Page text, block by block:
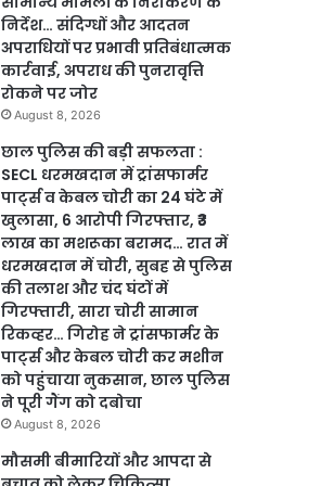
निर्देश… संदिग्धों और आदतन
अपराधियों पर प्रभावी प्रतिबंधात्मक
कार्रवाई, अपराध की पुनरावृत्ति
रोकने पर जोर
August 8, 2026
छाल पुलिस की बड़ी सफलता :
SECL धरमखदान में ट्रांसफार्मर
पार्ट्स व केबल चोरी का 24 घंटे में
खुलासा, 6 आरोपी गिरफ्तार, ₹3
लाख का मशरूका बरामद… रात में
धरमखदान में चोरी, सुबह से पुलिस
की तलाश और चंद घंटों में
गिरफ्तारी, सारा चोरी सामान
रिकव्हर… गिरोह ने ट्रांसफार्मर के
पार्ट्स और केबल चोरी कर मशीन
को पहुंचाया नुकसान, छाल पुलिस
ने पूरी गैंग को दबोचा
August 8, 2026
मौसमी बीमारियों और आपदा से